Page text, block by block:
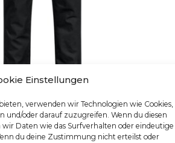
Einstellungen
verwenden wir Technologien wie
und/oder darauf zuzugreifen. Wenn du diesen
Daten wie das Surfverhalten oder eindeutige
du deine Zustimmung nicht erteilst oder
KOCHHOSE